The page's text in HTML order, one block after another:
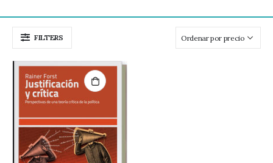
FILTERS